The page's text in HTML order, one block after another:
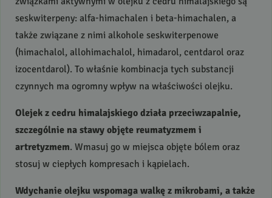
seskwiterpeny: alfa-himachalen i beta-himachalen, a
także związane z nimi alkohole seskwiterpenowe
(himachalol, allohimachalol, himadarol, centdarol oraz
izocentdarol). To właśnie kombinacja tych substancji
czynnych ma ogromny wpływ na właściwości olejku.
Olejek z cedru himalajskiego działa przeciwzapalnie,
szczególnie na stawy objęte reumatyzmem i
artretyzmem. Wmasuj go w miejsca objęte bólem oraz
stosuj w ciepłych kompresach i kąpielach.
Wdychanie olejku wspomaga walkę z mikrobami, a także